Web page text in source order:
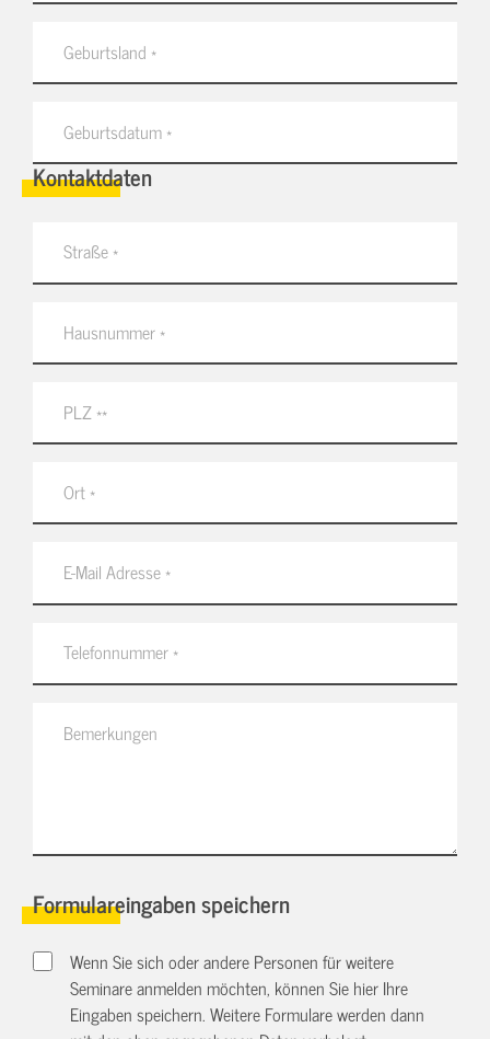
Kontaktdaten
Formulareingaben speichern
Wenn Sie sich oder andere Personen für weitere
Seminare anmelden möchten, können Sie hier Ihre
Eingaben speichern. Weitere Formulare werden dann